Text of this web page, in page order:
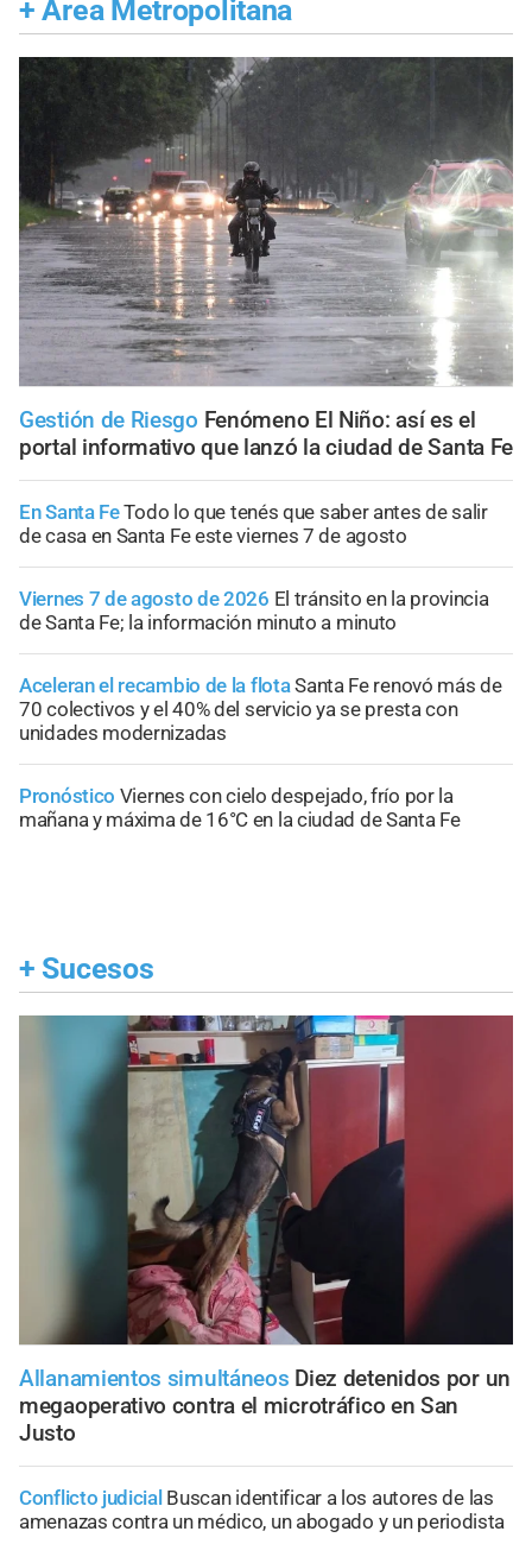
+ Área Metropolitana
Gestión de Riesgo Fenómeno El Niño: así es el
portal informativo que lanzó la ciudad de Santa Fe
En Santa FeTodo lo que tenés que saber antes de salir
de casa en Santa Fe este viernes 7 de agosto
Viernes 7 de agosto de 2026 El tránsito en la provincia
de Santa Fe; la información minuto a minuto
Aceleran el recambio de la flotaSanta Fe renovó más de
70 colectivos y el 40% del servicio ya se presta con
unidades modernizadas
Pronóstico Viernes con cielo despejado, frío por la
mañana y máxima de 16°C en la ciudad de Santa Fe
+ Sucesos
Allanamientos simultáneos Diez detenidos por un
megaoperativo contra el microtráfico en San
Justo
Conflicto judicial Buscan identificar a los autores de las
amenazas contra un médico, un abogado y un periodista